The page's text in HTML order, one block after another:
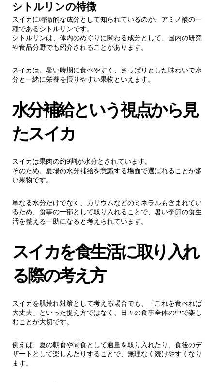
シトルリンの特徴
スイカに特徴的な成分として知られているのが、アミノ酸の一
種であるシトルリンです。
シトルリンは、体内のめぐりに関わる成分として、国内の研究
や食品分野でも紹介されることがあります。
スイカは、暑い時期に食べやすく、さっぱりとした味わいで水
分と一緒に栄養を摂りやすい果物といえます。
水分補給という視点から見
たスイカ
スイカは果肉の約9割が水分とされています。
そのため、夏場の水分補給を意識する場面で選ばれることが多
い果物です。
単なる水分だけでなく、カリウムなどのミネラルも含まれてい
るため、食事の一部として取り入れることで、暑い季節の食生
活を整える一助になると考えられています。
スイカを食生活に取り入れ
る際の考え方
スイカを肌荒れ対策として考える場合でも、「これを食べれば
大丈夫」といった捉え方ではなく、日々の食事全体の中で楽し
むことが大切です。
例えば、夏の朝食や間食として適量を取り入れたり、食後のデ
ザートとして楽しんだりすることで、無理なく続けやすくなり
ます。